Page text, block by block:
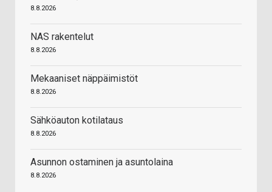
8.8.2026
NAS rakentelut
8.8.2026
Mekaaniset näppäimistöt
8.8.2026
Sähköauton kotilataus
8.8.2026
Asunnon ostaminen ja asuntolaina
8.8.2026